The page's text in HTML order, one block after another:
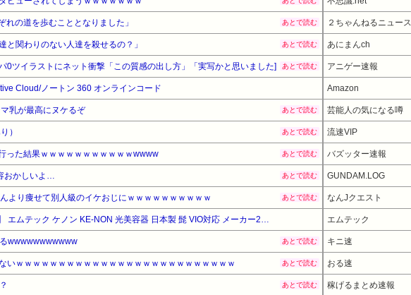
の道を歩むこととなりました」 あとで読む
と関わりのない人達を殺せるの？」 あとで読む あにまんch
0ツイラストにネット衝撃「この質感の出し方」「実写かと思いました] あとで読む アニゲー速報
Cloud/ノートン 360 オンラインコード Amazon
乳が最高にヌケるぞ あとで読む 芸能人の気になる噂
） あとで読む 流速VIP
った結果ｗｗｗｗｗｗｗｗｗｗｗwwww あとで読む バズッター速報
おかしいよ… あとで読む GUNDAM.LOG
より痩せて別人級のイケおじにｗｗｗｗｗｗｗｗｗｗ あとで読む なんJクエスト
【暮らし応援サマーSale】【5%OFF！】 エムテック ケノン KE-NON 光美容器 日本製 髭 VIO対応 メーカー2年保証 正規品 USPL式 シャンパンゴールド エムテック
wwwwwwwwwww あとで読む キニ速
いｗｗｗｗｗｗｗｗｗｗｗｗｗｗｗｗｗｗｗｗｗｗｗｗｗｗ あとで読む おる速
あとで読む 稼げるまとめ速報